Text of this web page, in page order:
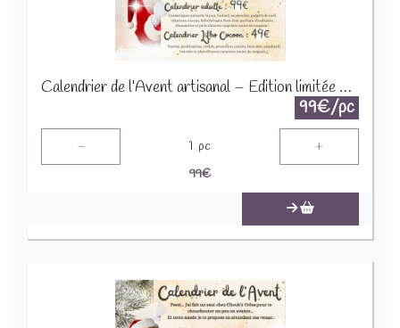
Calendrier de l’Avent artisanal – Édition limitée 2025
99€/pc
- 1 pc +
99€